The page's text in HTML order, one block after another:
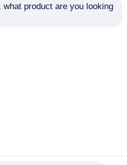
what product are you looking